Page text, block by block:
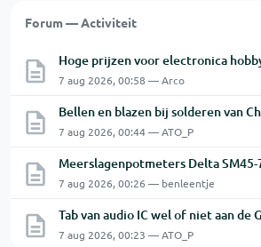
Forum — Activiteit
Hoge prijzen voor electronica
7 aug 2026, 00:58 — Arco
Bellen en blazen bij solderen van
7 aug 2026, 00:44 — ATO_P
Meerslagenpotmeters Delta SM45-
7 aug 2026, 00:26 — benleentje
Tab van audio IC wel of niet aan de
7 aug 2026, 00:23 — ATO_P